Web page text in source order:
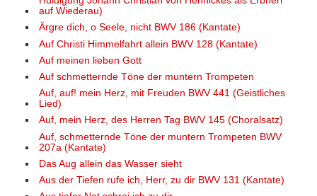
auf Wiederau)
Ärgre dich, o Seele, nicht BWV 186 (Kantate)
Auf Christi Himmelfahrt allein BWV 128 (Kantate)
Auf meinen lieben Gott
Auf schmetternde Töne der muntern Trompeten
Auf, auf! mein Herz, mit Freuden BWV 441 (Geistliches
Lied)
Auf, mein Herz, des Herren Tag BWV 145 (Choralsatz)
Auf, schmetternde Töne der muntern Trompeten BWV
207a (Kantate)
Das Aug allein das Wasser sieht
Aus der Tiefen rufe ich, Herr, zu dir BWV 131 (Kantate)